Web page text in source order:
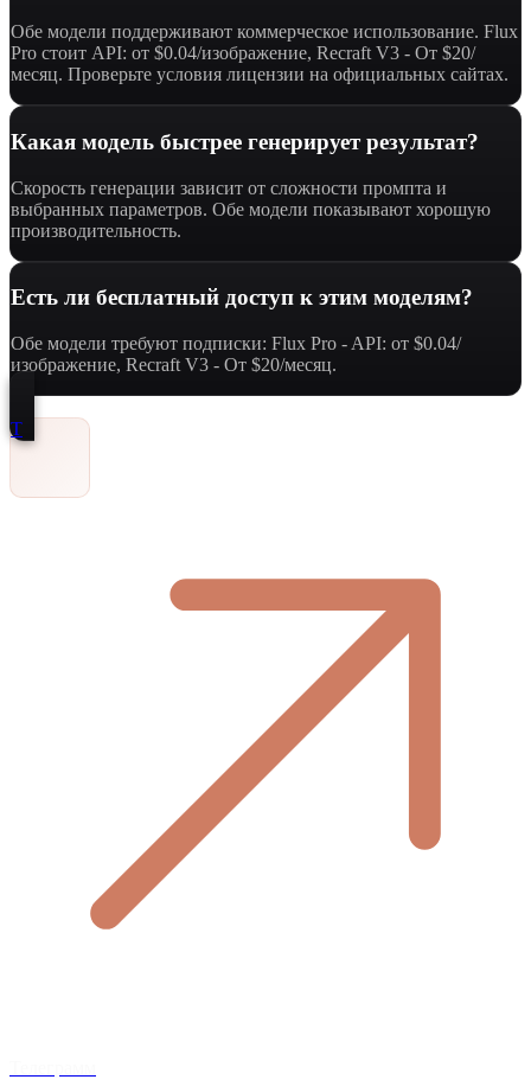
Обе модели поддерживают коммерческое использование. Flux
Pro стоит API: от $0.04/изображение, Recraft V3 - От $20/
месяц. Проверьте условия лицензии на официальных сайтах.
Какая модель быстрее генерирует результат?
Скорость генерации зависит от сложности промпта и
выбранных параметров. Обе модели показывают хорошую
производительность.
Есть ли бесплатный доступ к этим моделям?
Обе модели требуют подписки: Flux Pro - API: от $0.04/
изображение, Recraft V3 - От $20/месяц.
Т